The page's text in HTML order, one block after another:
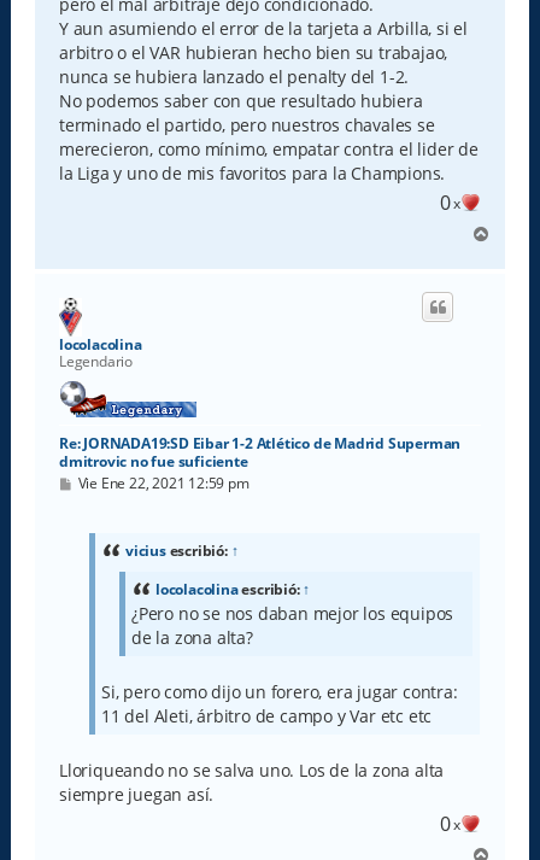
Y aun asumiendo el error de la tarjeta a Arbilla, si el
arbitro o el VAR hubieran hecho bien su trabajao,
nunca se hubiera lanzado el penalty del 1-2.
No podemos saber con que resultado hubiera
terminado el partido, pero nuestros chavales se
merecieron, como mínimo, empatar contra el lider de
la Liga y uno de mis favoritos para la Champions.
0x
r
locolacolina
Legendario
Re: JORNADA19:SD Eibar 1-2 Atlético de Madrid Superman
dmitrovic no fue suficiente
M
Vie Ene 22, 2021 12:59 pm
viciusescribió: ↑
locolacolinaescribió:↑
¿Pero no se nos daban mejor los equipos
de la zona alta?
Si, pero como dijo un forero, era jugar contra:
11 del Aleti, árbitro de campo y Var etc etc
Lloriqueando no se salva uno. Los de la zona alta
siempre juegan así.
0x